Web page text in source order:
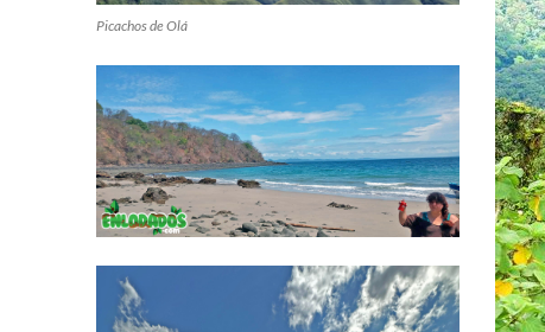
Picachos de Olá